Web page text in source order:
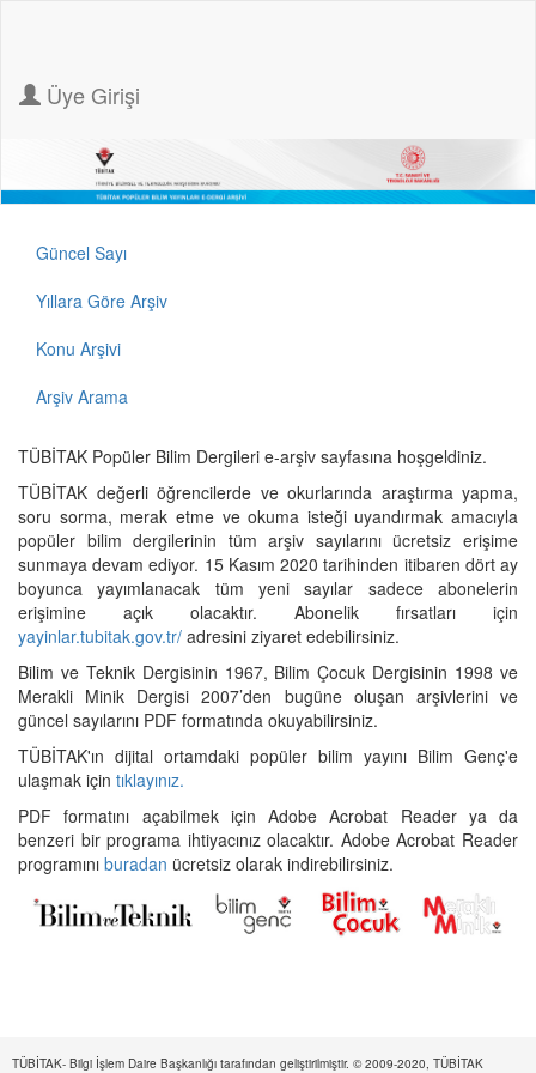
Üye Girişi
Güncel Sayı
Yıllara Göre Arşiv
Konu Arşivi
Arşiv Arama
TÜBİTAK Popüler Bilim Dergileri e-arşiv sayfasına hoşgeldiniz.
TÜBİTAK değerli öğrencilerde ve okurlarında araştırma yapma,
soru sorma, merak etme ve okuma isteği uyandırmak amacıyla
popüler bilim dergilerinin tüm arşiv sayılarını ücretsiz erişime
sunmaya devam ediyor. 15 Kasım 2020 tarihinden itibaren dört ay
boyunca yayımlanacak tüm yeni sayılar sadece abonelerin
erişimine açık olacaktır. Abonelik fırsatları için
yayinlar.tubitak.gov.tr/ adresini ziyaret edebilirsiniz.
Bilim ve Teknik Dergisinin 1967, Bilim Çocuk Dergisinin 1998 ve
Merakli Minik Dergisi 2007’den bugüne oluşan arşivlerini ve
güncel sayılarını PDF formatında okuyabilirsiniz.
TÜBİTAK'ın dijital ortamdaki popüler bilim yayını Bilim Genç'e
ulaşmak için tıklayınız.
PDF formatını açabilmek için Adobe Acrobat Reader ya da
benzeri bir programa ihtiyacınız olacaktır. Adobe Acrobat Reader
programını buradan ücretsiz olarak indirebilirsiniz.
TÜBİTAK- Bilgi İşlem Daire Başkanlığı tarafından geliştirilmiştir. © 2009-2020, TÜBİTAK